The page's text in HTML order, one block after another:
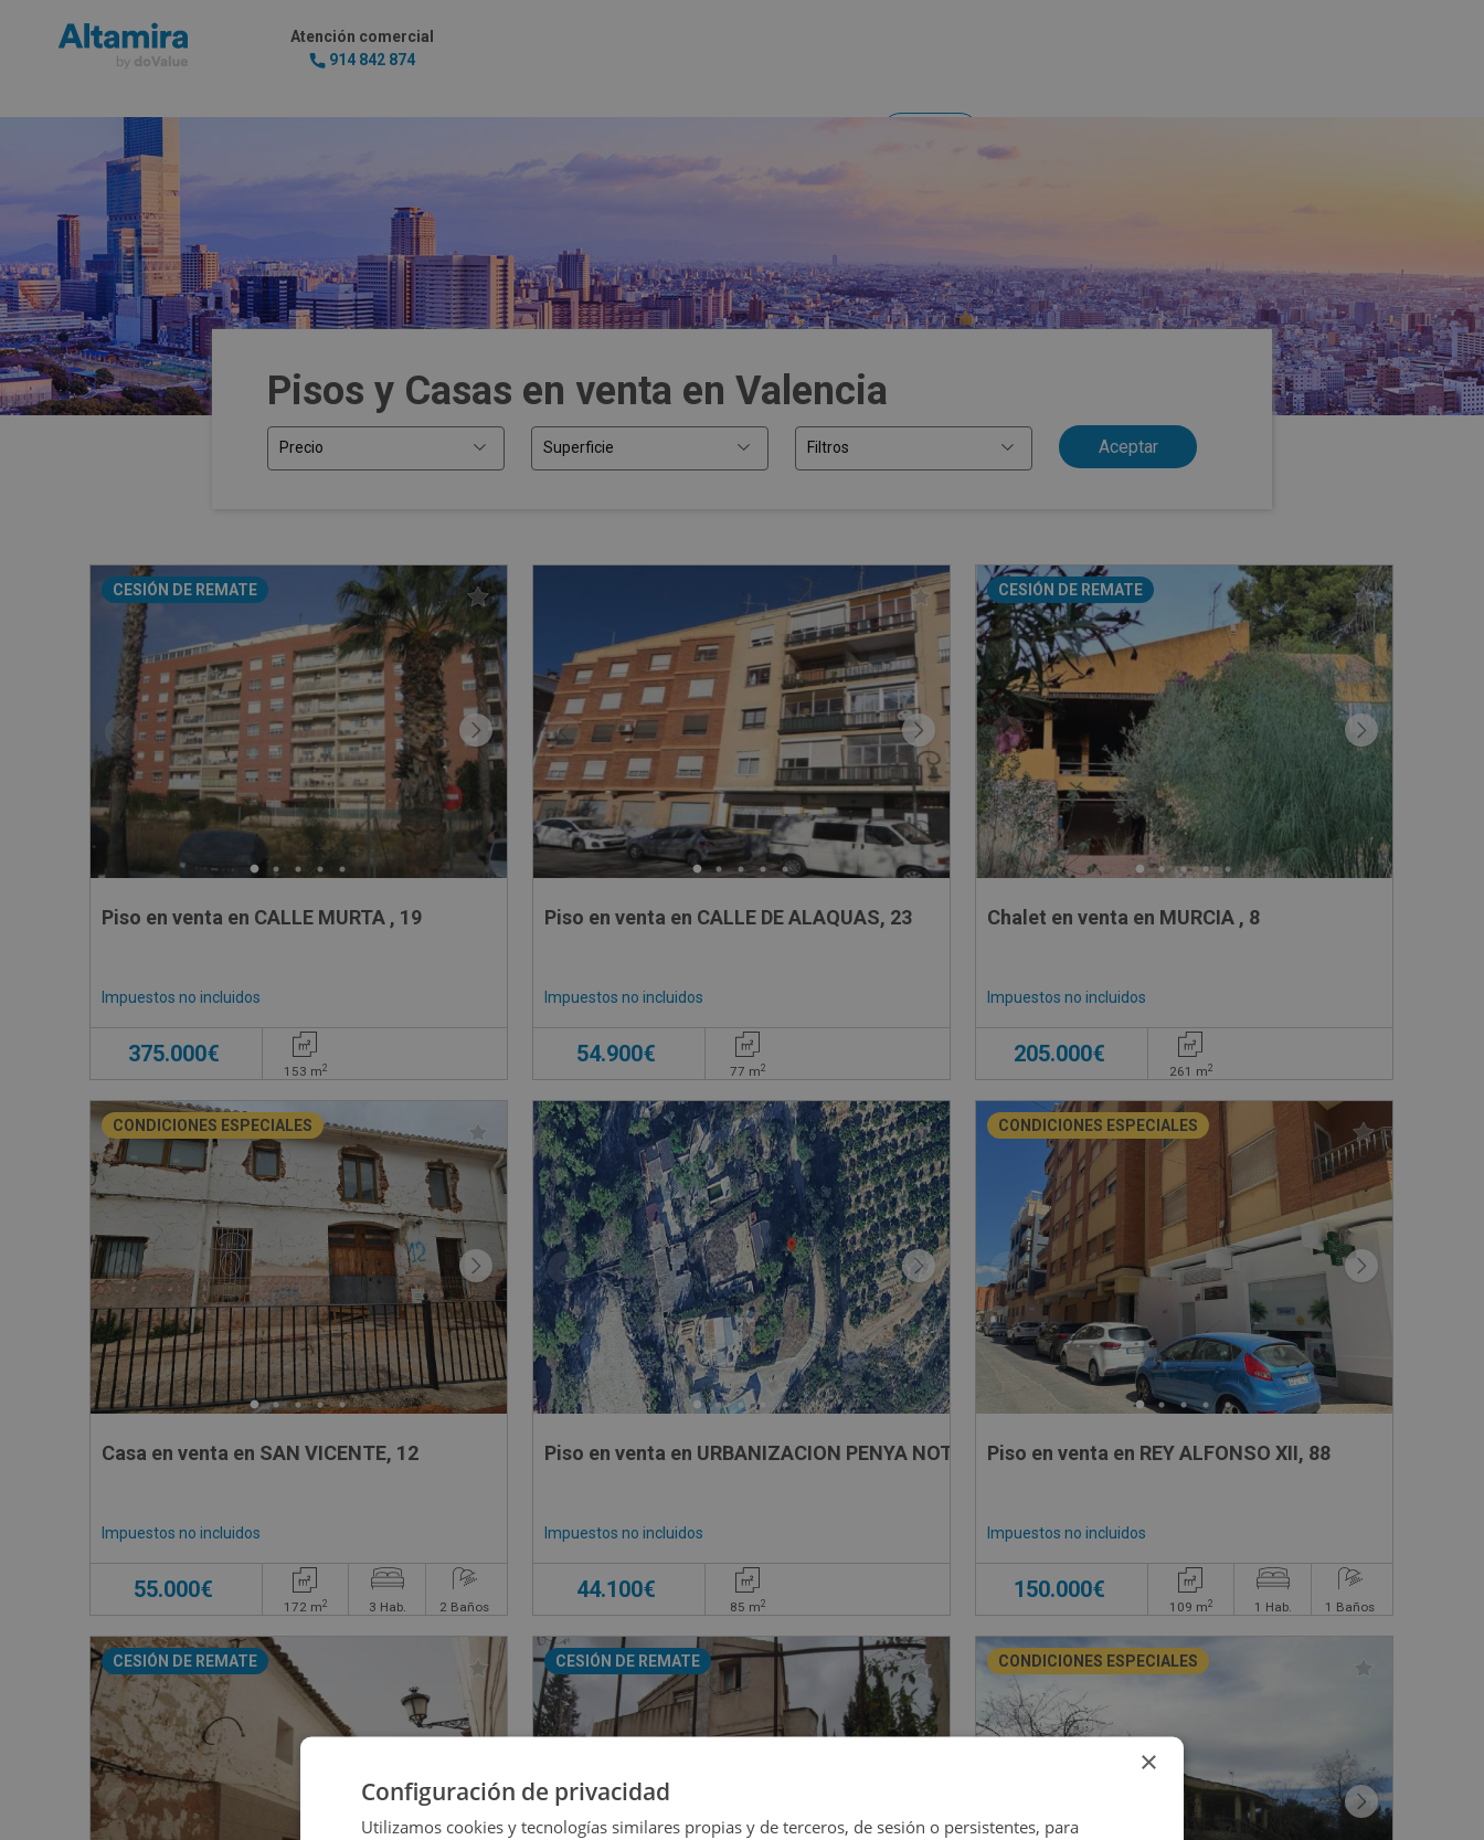
Atención comercial
914 842 874
Pisos y Casas en venta en Valencia
Precio Superficie Filtros
CESIÓN DE REMATE
Piso en venta en CALLE MURTA , 19
Impuestos no incluidos
375.000€
153 m2
Piso en venta en CALLE DE ALAQUAS, 23
Impuestos no incluidos
54.900€
77 m2
CESIÓN DE REMATE
Chalet en venta en MURCIA , 8
Impuestos no incluidos
205.000€
261 m2
CONDICIONES ESPECIALES
Casa en venta en SAN VICENTE, 12
Impuestos no incluidos
55.000€
172 m2 3 Hab. 2 Baños
Piso en venta en URBANIZACION PENYA NOTA, 4
Impuestos no incluidos
44.100€
85 m2
CONDICIONES ESPECIALES
Piso en venta en REY ALFONSO XII, 88
Impuestos no incluidos
150.000€
109 m2 1 Hab. 1 Baños
CESIÓN DE REMATE CESIÓN DE REMATE CONDICIONES ESPECIALES
×
Configuración de privacidad
Utilizamos cookies y tecnologías similares propias y de terceros, de sesión o persistentes, para